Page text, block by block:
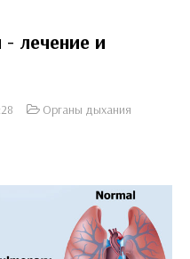
- лечение и
Органы дыхания